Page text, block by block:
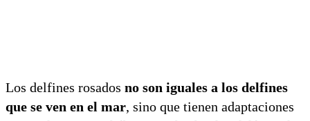
Los delfines rosados ​​no son iguales a los delfines
que se ven en el mar, sino que tienen adaptaciones